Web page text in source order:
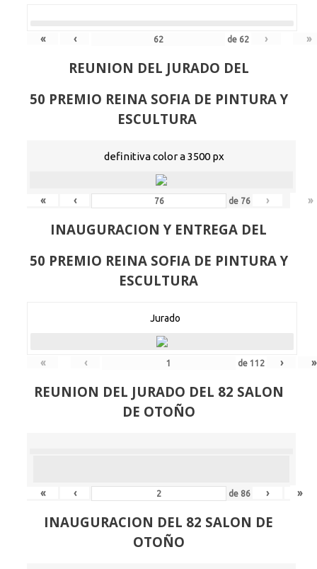
« ‹ de 62 › »
REUNION DEL JURADO DEL
50 PREMIO REINA SOFIA DE PINTURA Y
ESCULTURA
definitiva color a 3500 px
« ‹ de 76 › »
INAUGURACION Y ENTREGA DEL
50 PREMIO REINA SOFIA DE PINTURA Y
ESCULTURA
Jurado
« ‹ de112 › »
REUNION DEL JURADO DEL 82 SALON
DE OTOÑO
« ‹ de 86 › »
INAUGURACION DEL 82 SALON DE
OTOÑO